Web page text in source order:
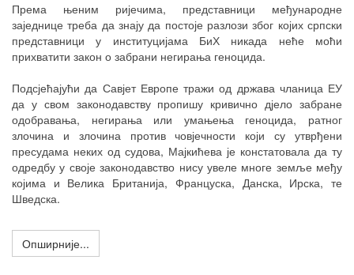
Према њеним ријечима, представници међународне
заједнице треба да знају да постоје разлози због којих српски
представници у институцијама БиХ никада неће моћи
прихватити закон о забрани негирања геноцида.
Подсјећајући да Савјет Европе тражи од држава чланица ЕУ
да у свом законодавству пропишу кривично дјело забране
одобравања, негирања или умањења геноцида, ратног
злочина и злочина против човјечности који су утврђени
пресудама неких од судова, Мајкићева је констатовала да ту
одредбу у своје законодавство нису увеле многе земље међу
којима и Велика Британија, Француска, Данска, Ирска, те
Шведска.
Опширније...